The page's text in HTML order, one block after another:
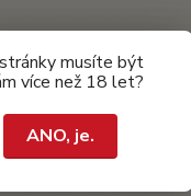
musíte být
více než 18 let?
ANO, je.
Hledat